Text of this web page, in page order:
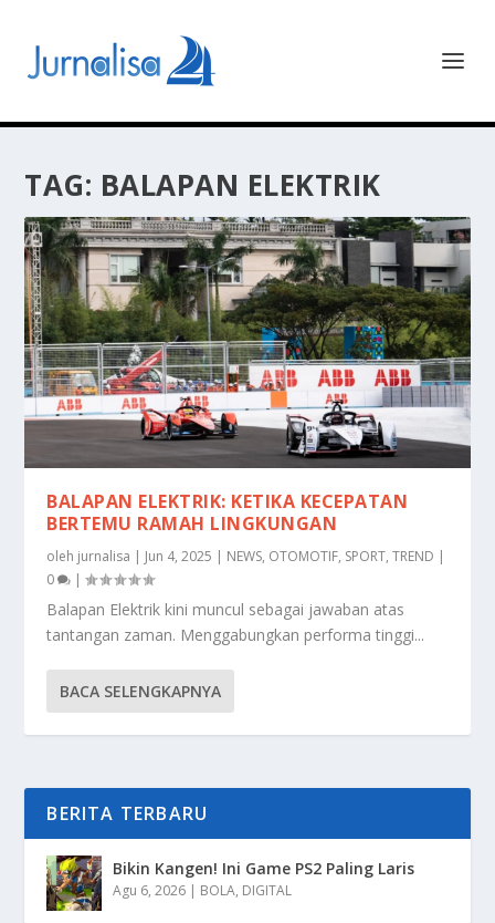
TAG: BALAPAN ELEKTRIK
BALAPAN ELEKTRIK: KETIKA KECEPATAN
BERTEMU RAMAH LINGKUNGAN
oleh jurnalisa | Jun 4, 2025 | NEWS, OTOMOTIF, SPORT,TREND |
0
|
Balapan Elektrik kini muncul sebagai jawaban atas
tantangan zaman. Menggabungkan performa tinggi...
BACA SELENGKAPNYA
BERITA TERBARU
Bikin Kangen! Ini Game PS2 Paling Laris
Agu 6, 2026 | BOLA, DIGITAL